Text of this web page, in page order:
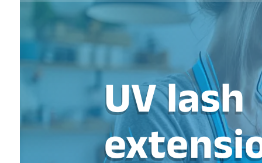
Afhentning af
Cykel reparation
Flyttehjælp
Gulvlaminering
Hårde hvidevare
Hjælp til mobil, pc,
Installation af ildsted
Møbelsamling og
Ophængning af
UV lash